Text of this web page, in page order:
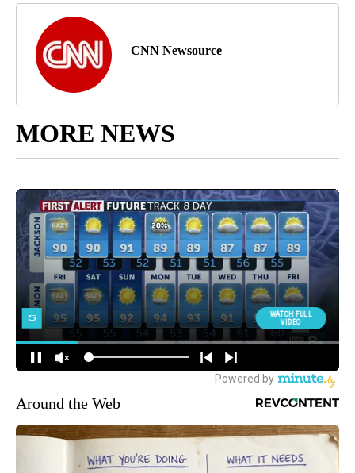
CNN Newsource
MORE NEWS
Around the Web